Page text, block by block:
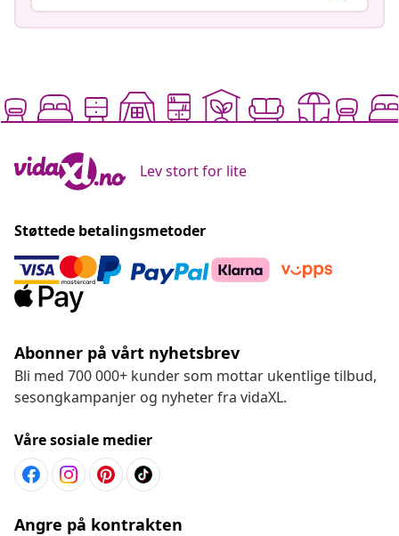
Lev stort for lite
Støttede betalingsmetoder
Abonner på vårt nyhetsbrev
Bli med 700 000+ kunder som mottar ukentlige tilbud,
sesongkampanjer og nyheter fra vidaXL.
Våre sosiale medier
Angre på kontrakten